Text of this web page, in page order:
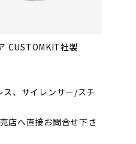
CUSTOMKIT社製
、サイレンサー/スチ
店へ直接お問合せ下さ